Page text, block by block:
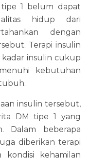
1 belum dapat
hidup dari
dengan
Terapi insulin
insulin cukup
kebutuhan
insulin tersebut,
DM tipe 1 yang
Dalam beberapa
diberikan terapi
kondisi kehamilan